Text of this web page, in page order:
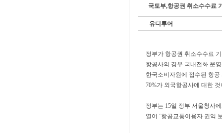
국토부,항공권 취소수수료
유디투어
정부가 항공권 취소수수료
항공사의 경우 국내전화 운
한국소비자원에 접수된 항
70%가 외국항공사에 대한
정부는 15일 정부 서울청사
열어 ‘항공교통이용자 권익